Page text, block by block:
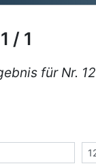
/ 1
für Nr. 12